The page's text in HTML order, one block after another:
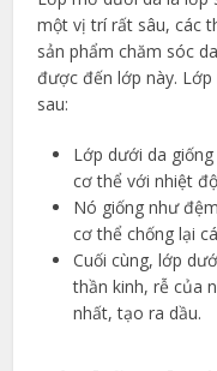
một vị trí rất sâu, các
sản phẩm chăm sóc
được đến lớp này.
sau:
Lớp dưới da
cơ thể với nhiệt
Nó giống như
cơ thể chống lại
Cuối cùng, lớp
thần kinh, rễ của
nhất, tạo ra dầu.